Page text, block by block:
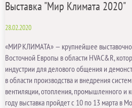
Выставка "Мир Климата 2020"
28.02.2020
«МИР КЛИМАТА» — крупнейшее
Восточной Европы в области HVAC&R,
индустрии для делового общения и
в области производства и внедрения
вентиляции, отопления, промышленного и
году выставка пройдет с 10 по 13 марта в